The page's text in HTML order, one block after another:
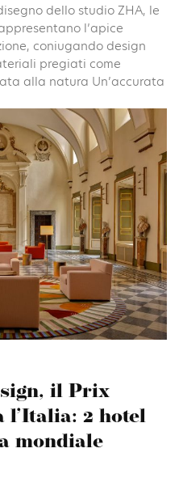
dello studio ZHA, le
l’apice
coniugando design
pregiati come
il Prix
l’Italia: 2 hotel
mondiale